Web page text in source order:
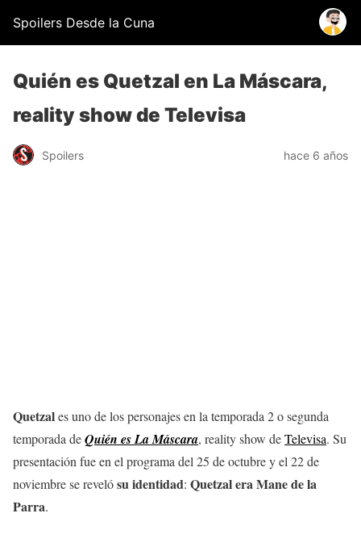
Spoilers Desde la Cuna
Quién es Quetzal en La Máscara,
reality show de Televisa
Spoilers hace 6 años
Quetzales uno de los personajes en la temporada 2 o segunda
temporada deQuién es La Máscara, reality show deTelevisa. Su
presentación fue en el programa del 25 de octubre y el 22 de
noviembre se revelósu identidad: Quetzal era Mane de la
Parra.